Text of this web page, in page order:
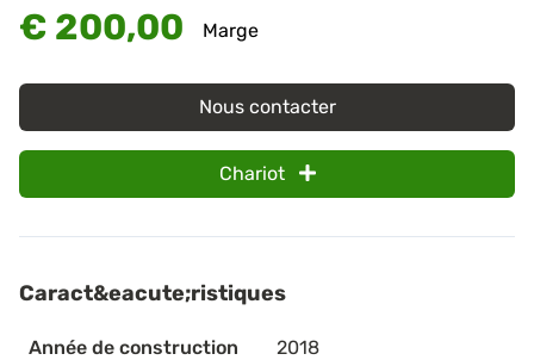
€ 200,00 Marge
Nous contacter
Chariot
Caract&eacute;ristiques
Année de construction
2018